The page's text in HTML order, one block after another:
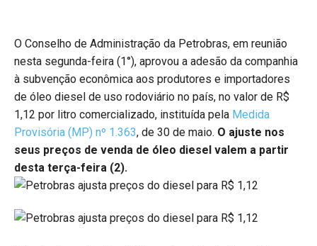
O Conselho de Administração da Petrobras, em reunião
nesta segunda-feira (1°), aprovou a adesão da companhia
à subvenção econômica aos produtores e importadores
de óleo diesel de uso rodoviário no país, no valor de R$
1,12 por litro comercializado, instituída pela Medida
Provisória (MP) nº 1.363, de 30 de maio. O ajuste nos
seus preços de venda de óleo diesel valem a partir
desta terça-feira (2).